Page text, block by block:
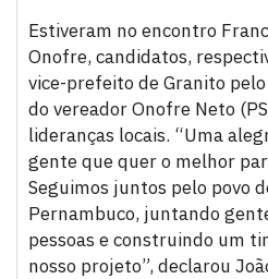
Estiveram no encontro
Onofre, candidatos,
vice-prefeito de Granito
do vereador Onofre Neto
lideranças locais. “Uma
gente que quer o melhor
Seguimos juntos pelo povo
Pernambuco, juntando
pessoas e construindo um
nosso projeto”, declarou